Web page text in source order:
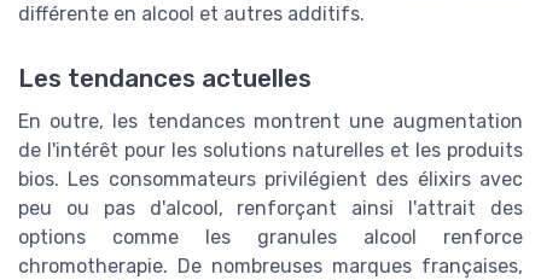
différente en alcool et autres additifs.
Les tendances actuelles
En outre, les tendances montrent une augmentation
de l'intérêt pour les solutions naturelles et les produits
bios. Les consommateurs privilégient des élixirs avec
peu ou pas d'alcool, renforçant ainsi l'attrait des
options comme les granules alcool renforce
chromotherapie. De nombreuses marques françaises,